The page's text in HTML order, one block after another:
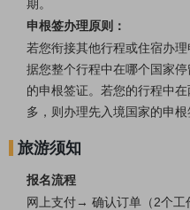
期。
申根签办理原则：
若您衔接其他行程或住宿办
据您整个行程中在哪个国家
的申根签证。若您的行程中
多，则办理先入境国家的申根
旅游须知
报名流程
网上支付→ 确认订单（2个